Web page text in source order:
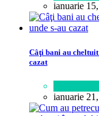
ianuarie
Câţi bani au
cazat
ianuarie